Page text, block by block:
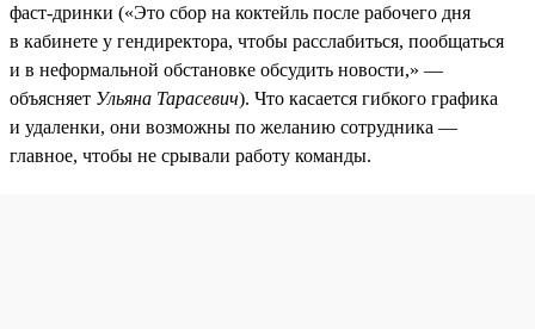
фаст-дринки («Это сбор на коктейль после рабочего дня
в кабинете у гендиректора, чтобы расслабиться, пообщаться
и в неформальной обстановке обсудить новости,» —
объясняет Ульяна Тарасевич). Что касается гибкого графика
и удаленки, они возможны по желанию сотрудника —
главное, чтобы не срывали работу команды.